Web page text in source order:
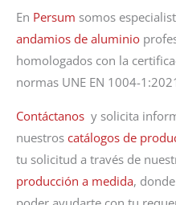
En Persum somos
andamios de aluminio
homologados con la
normas UNE EN 1004-
Contáctanos y solicita
nuestros catálogos de
tu solicitud a través de
producción a medida,